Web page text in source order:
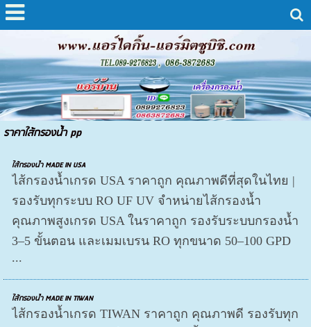
ราคาใส้กรองน้ำ pp
ใส้กรองน้ำ MADE IN USA
ไส้กรองน้ำเกรด USA ราคาถูก คุณภาพดีที่สุดในไทย |
รองรับทุกระบบ RO UF UV จำหน่ายไส้กรองน้ำ
คุณภาพสูงเกรด USA ในราคาถูก รองรับระบบกรองน้ำ
3–5 ขั้นตอน และเมมเบรน RO ทุกขนาด 50–100 GPD
...
ใส้กรองน้ำ MADE IN TIWAN
ไส้กรองน้ำเกรด TIWAN ราคาถูก คุณภาพดี รองรับทุก